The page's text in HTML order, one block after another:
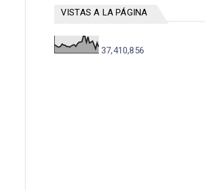
VISTAS A LA PÁGINA
37,410,856